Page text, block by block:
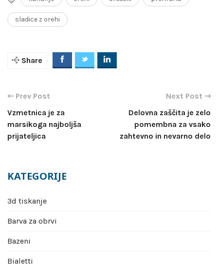
sladice z orehi
Share
Navigacija
prispevka
Vzmetnica je za
marsikoga najboljša
prijateljica
Delovna zaščita je zelo
pomembna za vsako
zahtevno in nevarno delo
KATEGORIJE
3d tiskanje
Barva za obrvi
Bazeni
Bialetti